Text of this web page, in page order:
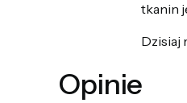
tkanin
Dzisiaj
Opinie